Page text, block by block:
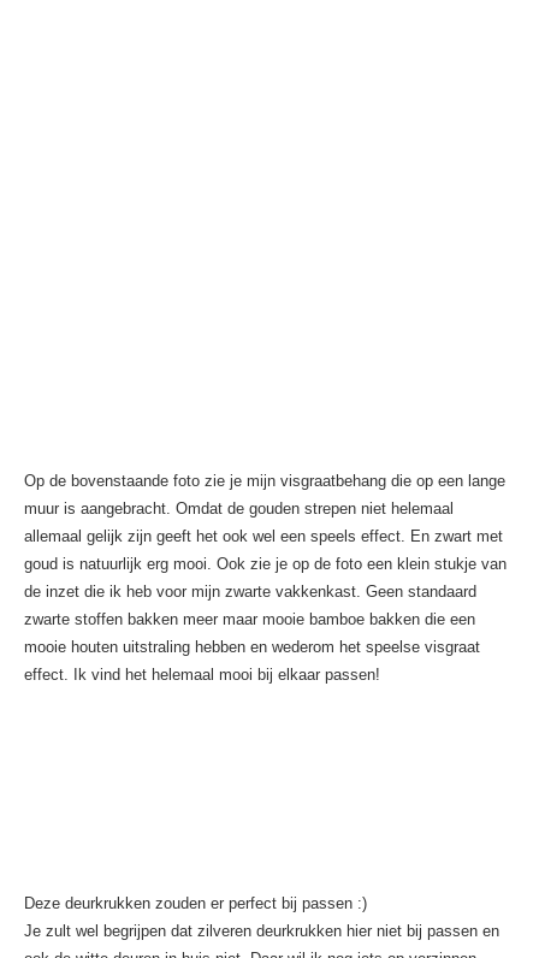
Op de bovenstaande foto zie je mijn visgraatbehang die op een lange
muur is aangebracht. Omdat de gouden strepen niet helemaal
allemaal gelijk zijn geeft het ook wel een speels effect. En zwart met
goud is natuurlijk erg mooi. Ook zie je op de foto een klein stukje van
de inzet die ik heb voor mijn zwarte vakkenkast. Geen standaard
zwarte stoffen bakken meer maar mooie bamboe bakken die een
mooie houten uitstraling hebben en wederom het speelse visgraat
effect. Ik vind het helemaal mooi bij elkaar passen!
Deze deurkrukken zouden er perfect bij passen :)
Je zult wel begrijpen dat zilveren deurkrukken hier niet bij passen en